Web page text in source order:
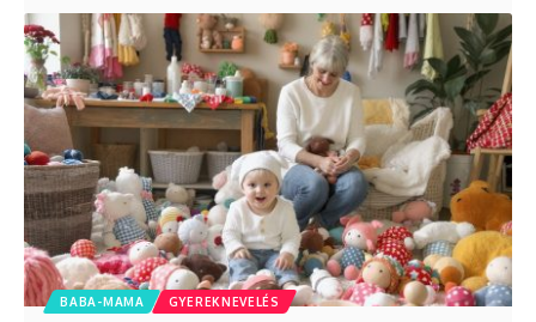
BABA-MAMA GYEREKNEVELÉS